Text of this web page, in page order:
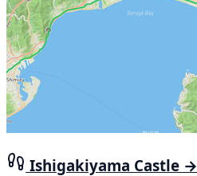
Ishigakiyama Castle